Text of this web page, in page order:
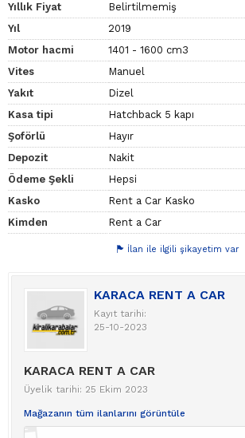
Yıllık Fiyat
Belirtilmemiş
Yıl
2019
Motor hacmi
1401 - 1600 cm3
Vites
Manuel
Yakıt
Dizel
Kasa tipi
Hatchback 5 kapı
Şoförlü
Hayır
Depozit
Nakit
Ödeme Şekli
Hepsi
Kasko
Rent a Car Kasko
Kimden
Rent a Car
İlan ile ilgili şikayetim var
KARACA RENT A CAR
Kayıt tarihi:
25-10-2023
KARACA RENT A CAR
Üyelik tarihi: 25 Ekim 2023
Mağazanın tüm ilanlarını görüntüle